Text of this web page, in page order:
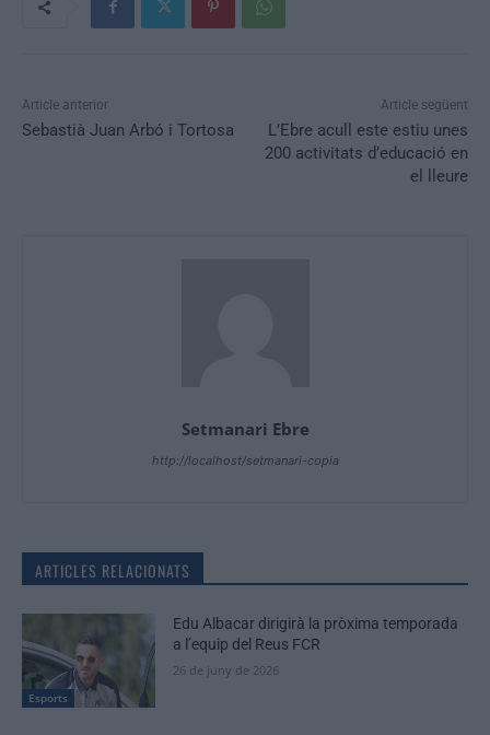
Article anterior
Sebastià Juan Arbó i Tortosa
Article següent
L’Ebre acull este estiu unes
200 activitats d’educació en
el lleure
Setmanari Ebre
http://localhost/setmanari-copia
ARTICLES RELACIONATS
Esports
Edu Albacar dirigirà la pròxima temporada
a l’equip del Reus FCR
26 de juny de 2026